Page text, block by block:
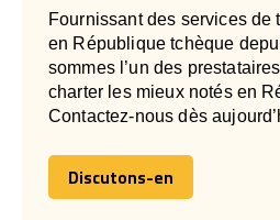
Fournissant des services de
en République tchèque
sommes l’un des
charter les mieux notés en
Contactez-nous dès
Discutons-en
Discutons-en